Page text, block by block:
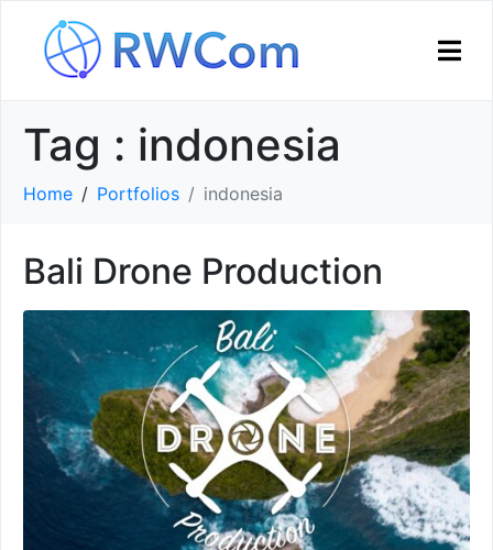
Tag : indonesia
Home Portfolios indonesia
Bali Drone Production